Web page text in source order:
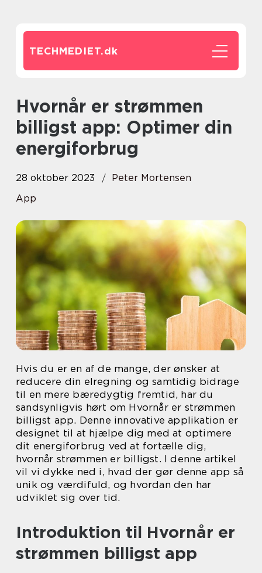
TECHMEDIET.dk
Hvornår er strømmen
billigst app: Optimer din
energiforbrug
28 oktober 2023
Peter Mortensen
App
Hvis du er en af de mange, der ønsker at
reducere din elregning og samtidig bidrage
til en mere bæredygtig fremtid, har du
sandsynligvis hørt om Hvornår er strømmen
billigst app. Denne innovative applikation er
designet til at hjælpe dig med at optimere
dit energiforbrug ved at fortælle dig,
hvornår strømmen er billigst. I denne artikel
vil vi dykke ned i, hvad der gør denne app så
unik og værdifuld, og hvordan den har
udviklet sig over tid.
Introduktion til Hvornår er
strømmen billigst app